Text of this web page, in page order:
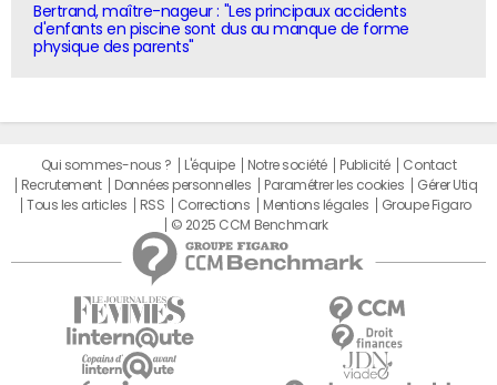
Bertrand, maître-nageur : "Les principaux accidents
d'enfants en piscine sont dus au manque de forme
physique des parents"
Qui sommes-nous ? L'équipe Notre société Publicité
Contact
Recrutement
Données personnelles Paramétrer les cookies
Gérer Utiq
Tous les articles
RSS Corrections Mentions légales
Groupe Figaro
© 2025 CCM Benchmark